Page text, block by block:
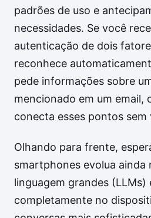
padrões de uso e
necessidades. Se você
autenticação de dois
reconhece
pede informações sobre
mencionado em um email,
conecta esses pontos sem
Olhando para frente,
smartphones evolua ainda
linguagem grandes
completamente no